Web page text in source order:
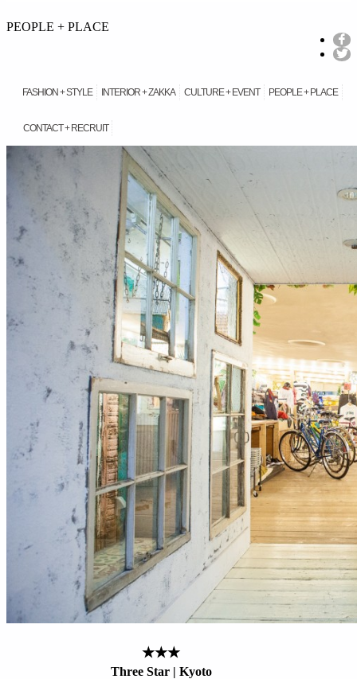
FASHION + STYLE INTERIOR + ZAKKA CULTURE + EVENT PEOPLE + PLACE
CONTACT + RECRUIT
займ на карту онлайн без отказа
PEOPLE + PLACE
★★★
Three Star | Kyoto